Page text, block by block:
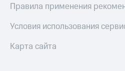
Правила применения
Условия использования
Карта сайта